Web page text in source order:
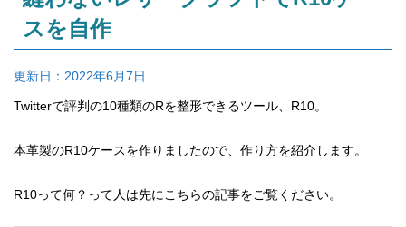
スを自作
更新日： 2022年6月7日
Twitterで評判の10種類のRを整形できるツール、R10。
本革製のR10ケースを作りましたので、作り方を紹介します。
R10って何？って人は先にこちらの記事をご覧ください。